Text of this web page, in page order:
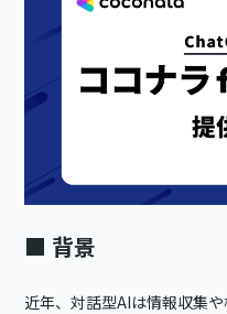
■ 背景
近年、対話型AIは情報収集